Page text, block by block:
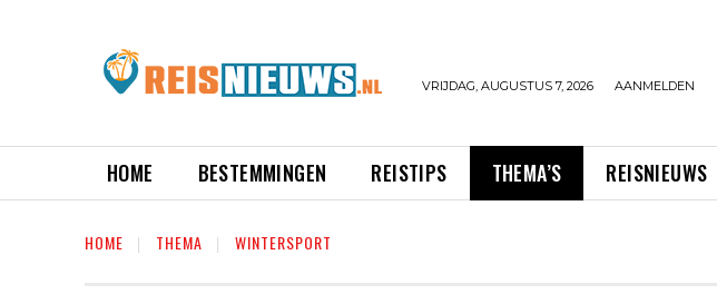
VRIJDAG, AUGUSTUS 7, 2026 AANMELDEN
HOME BESTEMMINGEN REISTIPS THEMA’S REISNIEUWS
HOME THEMA WINTERSPORT